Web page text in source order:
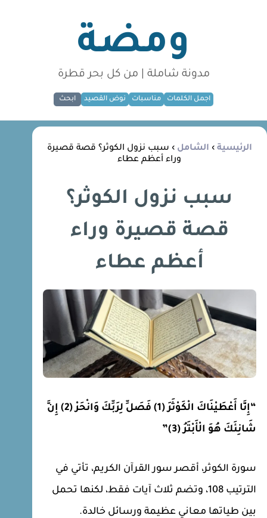
ومضة
مدونة شاملة | من كل بحر قطرة
اجمل الكلمات مناسبات نوض القصيد ابحث
الرئيسية › الشامل › سبب نزول الكوثر؟ قصة قصيرة
وراء أعظم عطاء
سبب نزول الكوثر؟
قصة قصيرة وراء
أعظم عطاء
“إِنَّا أَعْطَيْنَاكَ الْكَوْثَرَ (1) فَصَلِّ لِرَبِّكَ وَانْحَرْ (2) إِنَّ
شَانِئَكَ هُوَ الْأَبْتَرُ (3)”
سورة الكوثر، أقصر سور القرآن الكريم، تأتي في
الترتيب 108، وتضم ثلاث آيات فقط، لكنها تحمل
بين طياتها معاني عظيمة ورسائل خالدة.